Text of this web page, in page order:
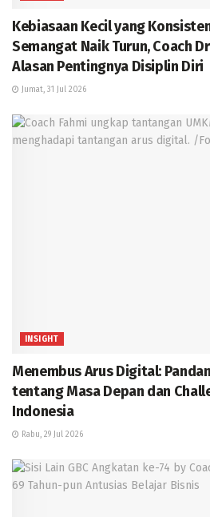
Kebiasaan Kecil yang
Semangat Naik Turun, Coach
Alasan Pentingnya Disiplin Diri
Jumat, 31 Jul 2026
INSIGHT
Menembus Arus Digital:
tentang Masa Depan dan
Indonesia
Rabu, 29 Jul 2026